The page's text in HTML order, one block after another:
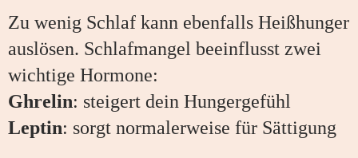
Zu wenig Schlaf kann ebenfalls Heißhunger
auslösen. Schlafmangel beeinflusst zwei
wichtige Hormone:
Ghrelin: steigert dein Hungergefühl
Leptin: sorgt normalerweise für Sättigung